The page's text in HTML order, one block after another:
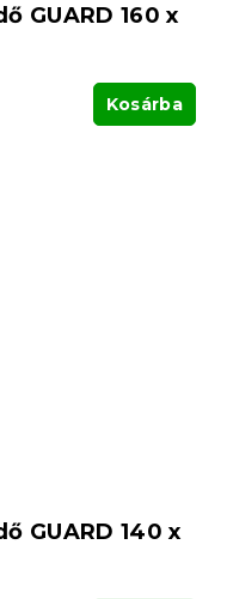
GUARD 160 x
Kosárba
GUARD 140 x